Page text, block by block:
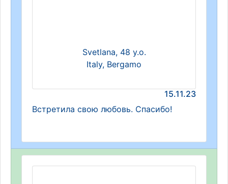
Svetlana, 48 y.o.
Italy, Bergamo
15.11.23
Встретила свою любовь. Спасибо!